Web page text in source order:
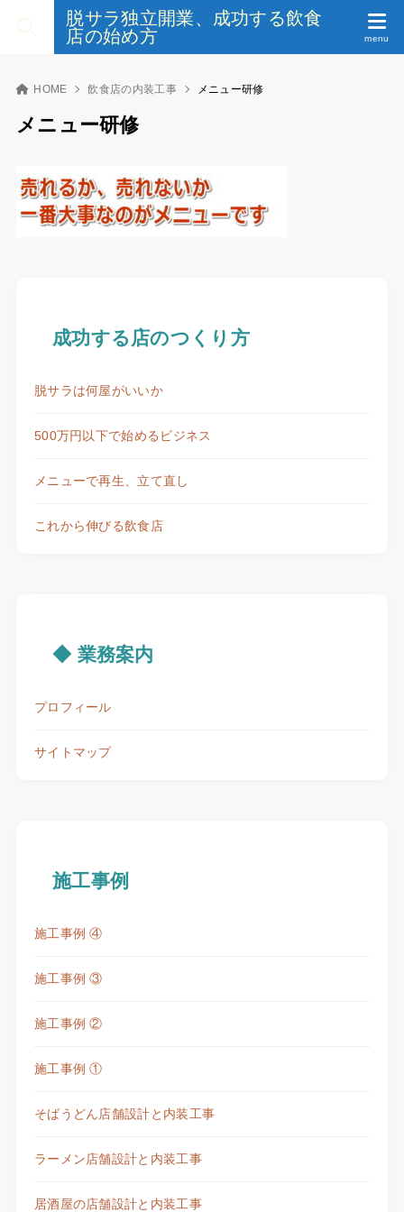
脱サラ独立開業、成功する飲食
店の始め方
HOME 飲食店の内装工事 メニュー研修
メニュー研修
成功する店のつくり方
脱サラは何屋がいいか
500万円以下で始めるビジネス
メニューで再生、立て直し
これから伸びる飲食店
◆ 業務案内
プロフィール
サイトマップ
施工事例
施工事例 ④
施工事例 ③
施工事例 ②
施工事例 ①
そばうどん店舗設計と内装工事
ラーメン店舗設計と内装工事
居酒屋の店舗設計と内装工事